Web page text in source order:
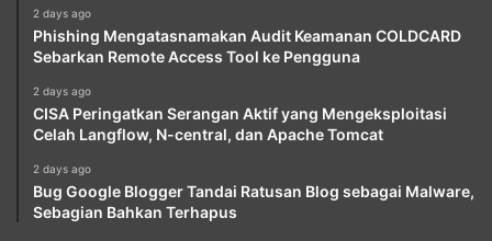
2 days ago
Phishing Mengatasnamakan Audit Keamanan COLDCARD
Sebarkan Remote Access Tool ke Pengguna
2 days ago
CISA Peringatkan Serangan Aktif yang Mengeksploitasi
Celah Langflow, N-central, dan Apache Tomcat
2 days ago
Bug Google Blogger Tandai Ratusan Blog sebagai Malware,
Sebagian Bahkan Terhapus